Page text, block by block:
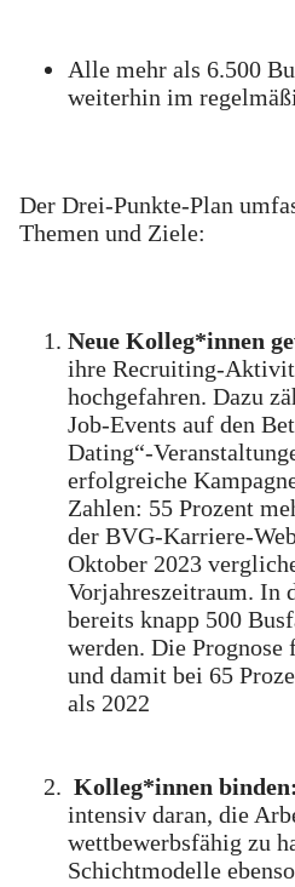
Alle mehr als 6.500
weiterhin im
Der Drei-Punkte-Plan
Themen und Ziele:
Neue Kolleg*innen
ihre Recruiting-
hochgefahren. Dazu
Job-Events auf den
Dating“-
erfolgreiche
Zahlen: 55 Prozent
der BVG-Karriere-
Oktober 2023
Vorjahreszeitraum. In
bereits knapp 500
werden. Die
und damit bei 65
als 2022
Kolleg*innen binden:
intensiv daran, die
wettbewerbsfähig zu
Schichtmodelle